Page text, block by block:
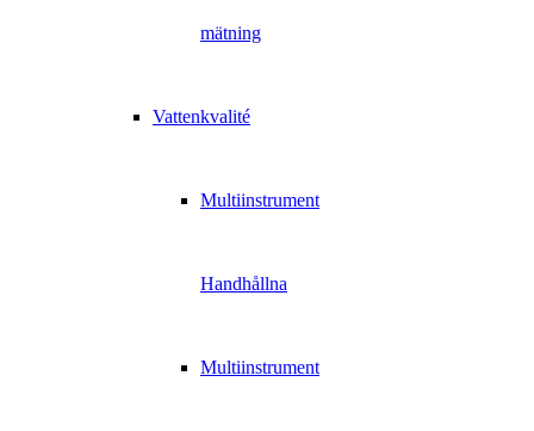
mätning
Vattenkvalité
Multiinstrument
Handhållna
Multiinstrument